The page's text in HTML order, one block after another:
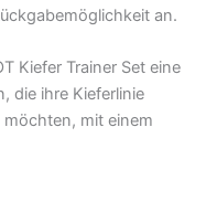
an.
Kiefer Trainer Set eine
die ihre Kieferlinie
mit einem